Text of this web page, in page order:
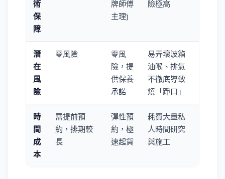
術
保
障
牌師傅
主理)
險極高
潛
在
風
險
零風險
零風
險，提
供保養
承諾
易弄壞波箱
油喉、排氣
不徹底導致
燒「踭口」
時
間
成
本
需提前預
約，排期較
長
彈性預
約，極
速起貨
耗費大量私
人時間研究
與施工